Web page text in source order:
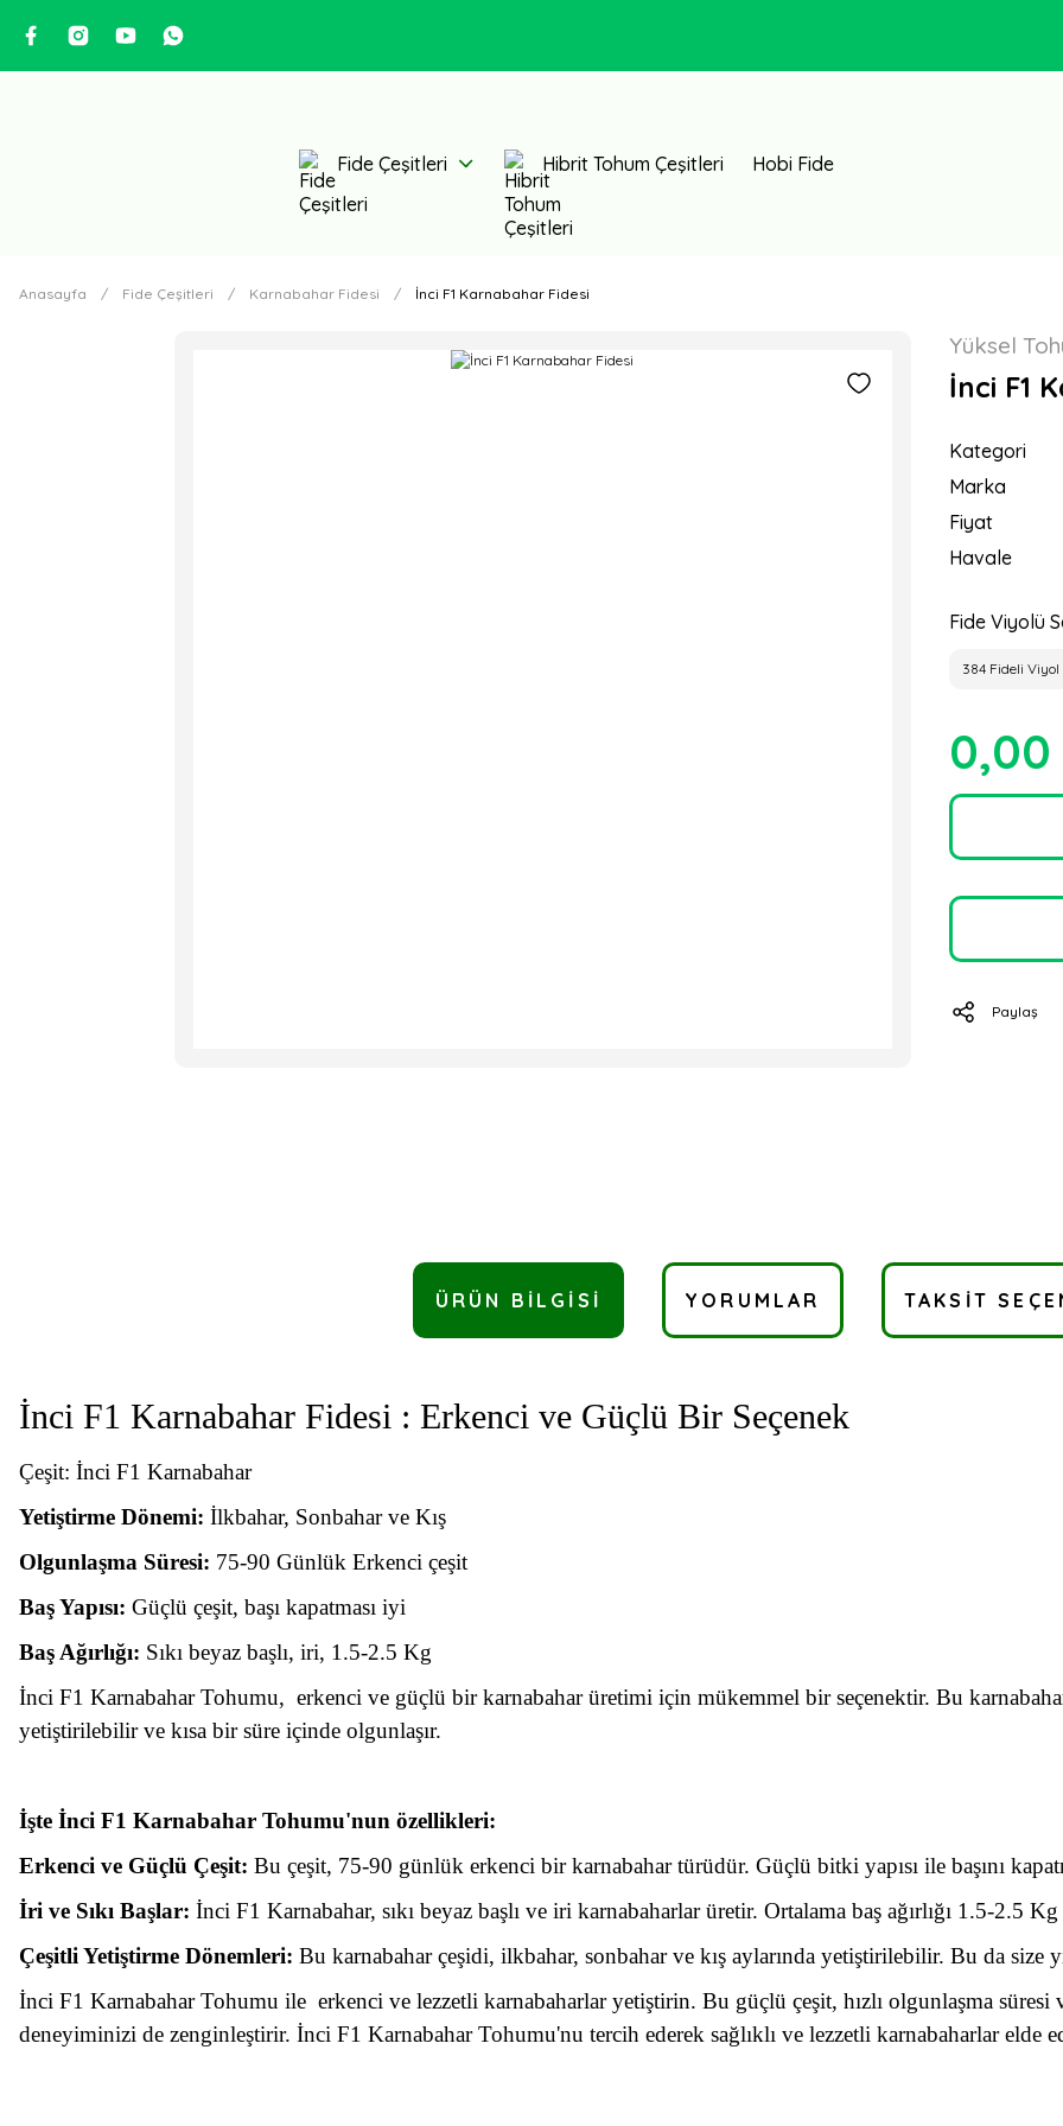
Fide Çeşitleri Hibrit Tohum Çeşitleri Hobi Fide
Anasayfa Fide Çeşitleri Karnabahar Fidesi İnci F1 Karnabahar Fidesi
Yüksel
İnci F1
Kategori
Marka
Fiyat
Havale
Fide Viyolü
384 Fideli Viyol
0,00
Paylaş
ÜRÜN BILGISI YORUMLAR TAKSIT
İnci F1 Karnabahar Fidesi : Erkenci ve Güçlü Bir Seçenek
Çeşit: İnci F1 Karnabahar
Yetiştirme Dönemi: İlkbahar, Sonbahar ve Kış
Olgunlaşma Süresi: 75-90 Günlük Erkenci çeşit
Baş Yapısı: Güçlü çeşit, başı kapatması iyi
Baş Ağırlığı: Sıkı beyaz başlı, iri, 1.5-2.5 Kg
İnci F1 Karnabahar Tohumu, erkenci ve güçlü bir karnabahar üretimi için mükemmel bir seçenektir. Bu
yetiştirilebilir ve kısa bir süre içinde olgunlaşır.
İşte İnci F1 Karnabahar Tohumu'nun özellikleri:
Erkenci ve Güçlü Çeşit: Bu çeşit, 75-90 günlük erkenci bir karnabahar türüdür. Güçlü bitki yapısı ile başını
İri ve Sıkı Başlar: İnci F1 Karnabahar, sıkı beyaz başlı ve iri karnabaharlar üretir. Ortalama baş ağırlığı 1.5-2.5
Çeşitli Yetiştirme Dönemleri: Bu karnabahar çeşidi, ilkbahar, sonbahar ve kış aylarında yetiştirilebilir. Bu da size
İnci F1 Karnabahar Tohumu ile erkenci ve lezzetli karnabaharlar yetiştirin. Bu güçlü çeşit, hızlı olgunlaşma süresi
deneyiminizi de zenginleştirir. İnci F1 Karnabahar Tohumu'nu tercih ederek sağlıklı ve lezzetli karnabaharlar elde